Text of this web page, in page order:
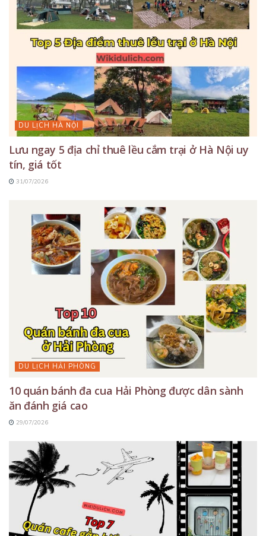
DU LỊCH HÀ NỘI
Lưu ngay 5 địa chỉ thuê lều cắm trại ở Hà Nội uy
tín, giá tốt
31/07/2026
DU LỊCH HẢI PHÒNG
10 quán bánh đa cua Hải Phòng được dân sành
ăn đánh giá cao
29/07/2026